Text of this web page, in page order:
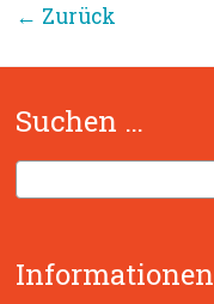
← Zurück
Suchen …
S
u
e
n
Informationen